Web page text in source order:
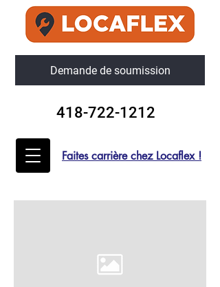
Demande de soumission
418-722-1212
Faites carrière chez Locaflex !